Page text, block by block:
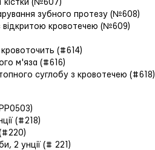
кістки (№607)
зубного протезу (№608)
відкритою кровотечею (№609)
кровоточить (#614)
м'яза (#616)
суглобу з кровотечею (#618)
(#218)
2 унції (# 221)